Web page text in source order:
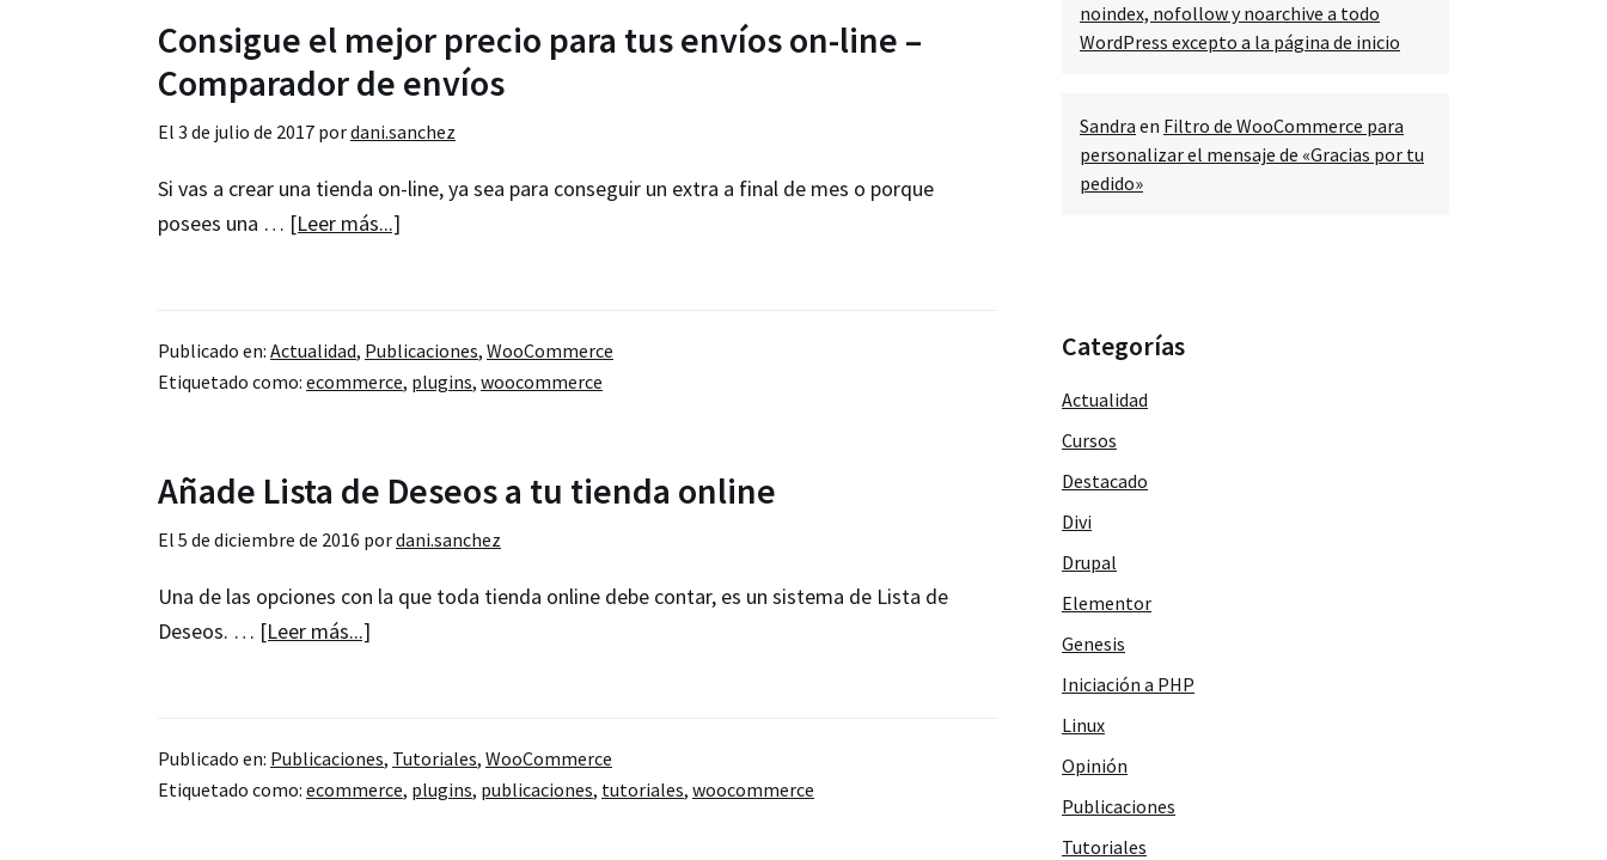
Consigue el mejor precio para tus envíos on-line –
Comparador de envíos
El 3 de julio de 2017 pordani.sanchez
Si vas a crear una tienda on-line, ya sea para conseguir un extra a final de mes o porque
posees una … [Leer más...]
mejor
precio
envíos
on-
–
Publicado en: Actualidad, Publicaciones, WooCommerce
Etiquetado como: ecommerce, plugins, woocommerce
Añade Lista de Deseos a tu tienda online
El 5 de diciembre de 2016 pordani.sanchez
Una de las opciones con la que toda tienda online debe contar, es un sistema de Lista de
Deseos. … [Leer más...]
de
Deseos
Publicado en: Publicaciones, Tutoriales, WooCommerce
Etiquetado como: ecommerce, plugins, publicaciones, tutoriales, woocommerce
noindex, nofollow y noarchive a todo
WordPress excepto a la página de inicio
Sandra en Filtro de WooCommerce para
personalizar el mensaje de «Gracias por tu
pedido»
Categorías
Actualidad
Cursos
Destacado
Divi
Drupal
Elementor
Genesis
Iniciación a PHP
Linux
Opinión
Publicaciones
Tutoriales